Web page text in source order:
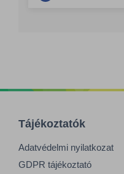
Tájékoztatók
Adatvédelmi nyilatkozat
GDPR tájékoztató